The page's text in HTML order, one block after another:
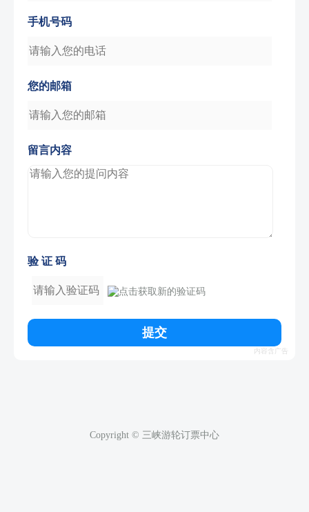
手机号码
您的邮箱
留言内容
验 证 码
提交
Copyright © 三峡游轮订票中心